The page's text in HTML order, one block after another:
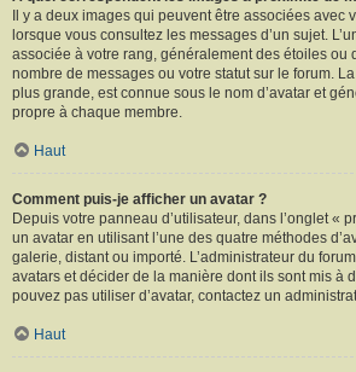
Il y a deux images qui peuvent être associées avec
lorsque vous consultez les messages d’un sujet.
associée à votre rang, généralement des étoiles ou
nombre de messages ou votre statut sur le forum.
plus grande, est connue sous le nom d’avatar et
propre à chaque membre.
Haut
Comment puis-je afficher un avatar ?
Depuis votre panneau d’utilisateur, dans l’onglet «
un avatar en utilisant l’une des quatre méthodes
galerie, distant ou importé. L’administrateur du
avatars et décider de la manière dont ils sont mis à
pouvez pas utiliser d’avatar, contactez un
Haut